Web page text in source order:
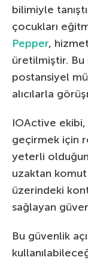
bilimiyle
çocukları
Pepper,
üretilmiştir. Bu
postansiyel
alıcılarla
IOActive
geçirmek için
yeterli
uzaktan
üzerindeki
sağlayan
Bu güvenlik